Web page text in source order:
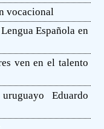
vocacional
Española en
ven en el talento
Eduardo